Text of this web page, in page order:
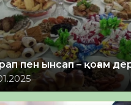
пен ынсап – қоғам